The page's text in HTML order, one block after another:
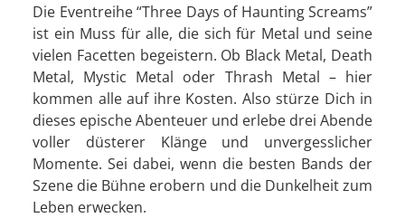
Die Eventreihe “Three Days of Haunting Screams”
ist ein Muss für alle, die sich für Metal und seine
vielen Facetten begeistern. Ob Black Metal, Death
Metal, Mystic Metal oder Thrash Metal – hier
kommen alle auf ihre Kosten. Also stürze Dich in
dieses epische Abenteuer und erlebe drei Abende
voller düsterer Klänge und unvergesslicher
Momente. Sei dabei, wenn die besten Bands der
Szene die Bühne erobern und die Dunkelheit zum
Leben erwecken.